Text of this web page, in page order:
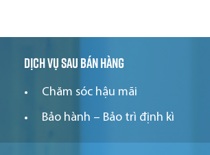
Dịch vụ sau bán hàng
Chăm sóc hậu mãi
Bảo hành – Bảo trì định kì